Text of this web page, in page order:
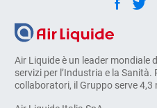
Air Liquide è un leader mondiale
servizi per l’Industria e la
collaboratori, il Gruppo serve 4,3